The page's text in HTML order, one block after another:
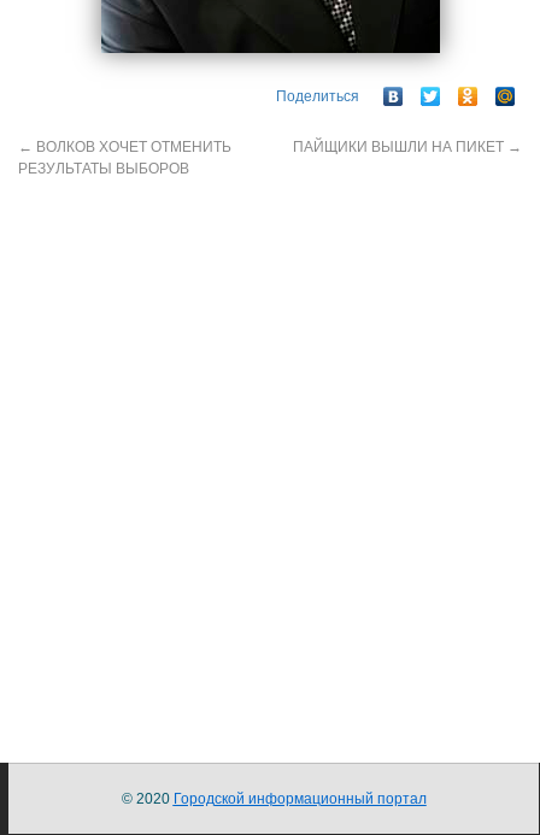
Поделиться
← ВОЛКОВ ХОЧЕТ ОТМЕНИТЬ
РЕЗУЛЬТАТЫ ВЫБОРОВ
ПАЙЩИКИ ВЫШЛИ НА ПИКЕТ →
© 2020 Городской информационный портал